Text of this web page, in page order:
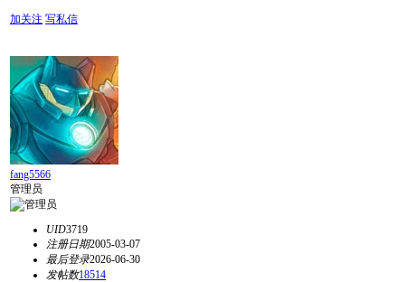
加关注 写私信
fang5566
管理员
UID3719
注册日期2005-03-07
最后登录2026-06-30
发帖数18514